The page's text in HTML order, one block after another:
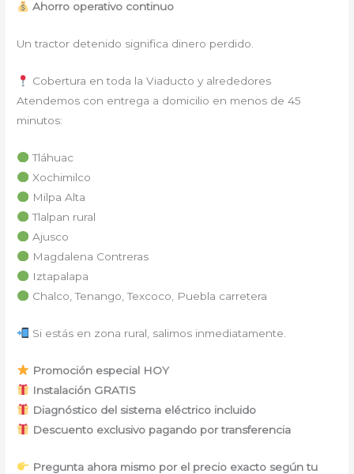
Ahorro operativo continuo
Un tractor detenido significa dinero perdido.
Cobertura en toda la Viaducto y alrededores
Atendemos con entrega a domicilio en menos de 45
minutos:
Tláhuac
Xochimilco
Milpa Alta
Tlalpan rural
Ajusco
Magdalena Contreras
Iztapalapa
Chalco, Tenango, Texcoco, Puebla carretera
Si estás en zona rural, salimos inmediatamente.
Promoción especial HOY
Instalación GRATIS
Diagnóstico del sistema eléctrico incluido
Descuento exclusivo pagando por transferencia
Pregunta ahora mismo por el precio exacto según tu